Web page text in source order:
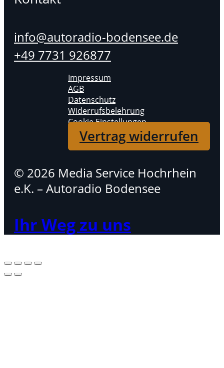
info@autoradio-bodensee.de
+49 7731 926877
Impressum
AGB
Datenschutz
Widerrufsbelehrung
Cookie Einstellungen
Vertrag widerrufen
© 2026 Media Service Hochrhein
e.K. – Autoradio Bodensee
Ihr Weg zu uns